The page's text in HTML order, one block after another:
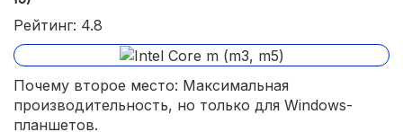
Рейтинг: 4.8
Почему второе место: Максимальная
производительность, но только для Windows-
планшетов.